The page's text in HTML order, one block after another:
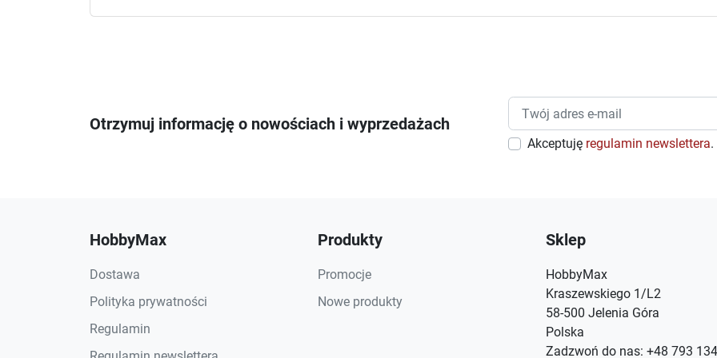
Otrzymuj informację o nowościach i wyprzedażach
Akceptuję regulamin newslettera.
HobbyMax
Dostawa
Polityka prywatności
Regulamin
Produkty
Promocje
Nowe produkty
Sklep
HobbyMax
Kraszewskiego 1/L2
58-500 Jelenia Góra
Polska
Zadzwoń do nas: +48 793